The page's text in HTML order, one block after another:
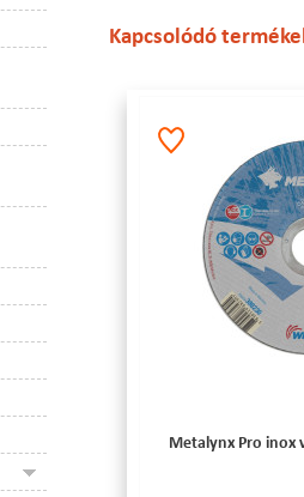
Kapcsolódó
Metalynx Pro inox